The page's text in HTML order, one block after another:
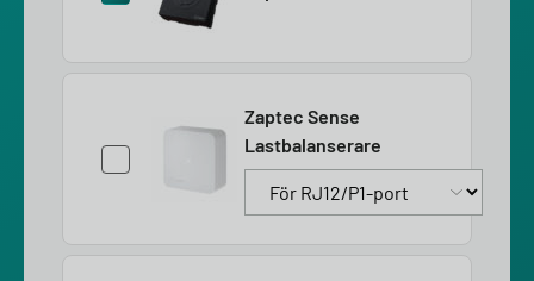
Zaptec Sense
Lastbalanserare